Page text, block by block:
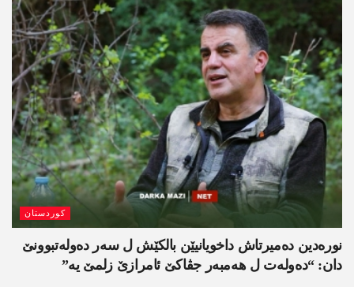
کوردستان
نورەدین دەمیرتاش داخویانیێن بالکێش ل سەر دەولەتبوونێ
دان: “دەولەت ل ھەمبەر جڤاکێ ئامرازێ زلمێ یە”